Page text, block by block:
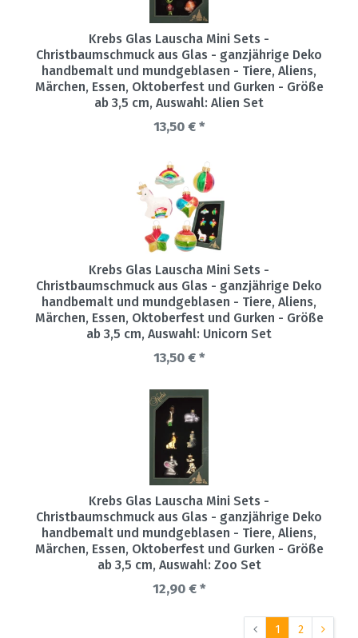
Krebs Glas Lauscha Mini Sets -
Christbaumschmuck aus Glas - ganzjährige Deko
handbemalt und mundgeblasen - Tiere, Aliens,
Märchen, Essen, Oktoberfest und Gurken - Größe
ab 3,5 cm, Auswahl: Alien Set
13,50 € *
Krebs Glas Lauscha Mini Sets -
Christbaumschmuck aus Glas - ganzjährige Deko
handbemalt und mundgeblasen - Tiere, Aliens,
Märchen, Essen, Oktoberfest und Gurken - Größe
ab 3,5 cm, Auswahl: Unicorn Set
13,50 € *
Krebs Glas Lauscha Mini Sets -
Christbaumschmuck aus Glas - ganzjährige Deko
handbemalt und mundgeblasen - Tiere, Aliens,
Märchen, Essen, Oktoberfest und Gurken - Größe
ab 3,5 cm, Auswahl: Zoo Set
12,90 € *
1 2